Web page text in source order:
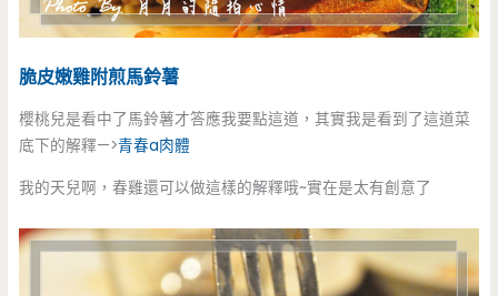
脆皮嫩雞附煎馬鈴薯
櫻桃兒是看中了馬鈴薯才答應我要點這道，其實我是看到了這道菜
底下的解釋—>青春a肉體
我的天兒啊，春雞還可以做這樣的解釋哦~實在是太有創意了